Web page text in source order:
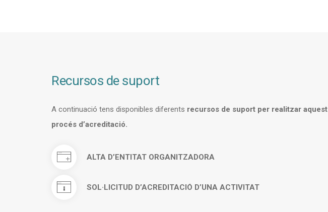
Recursos de suport
A continuació tens disponibles diferents recursos de suport per realitzar aquest
procés d’acreditació.
ALTA D’ENTITAT ORGANITZADORA
SOL·LICITUD D’ACREDITACIÓ D’UNA ACTIVITAT